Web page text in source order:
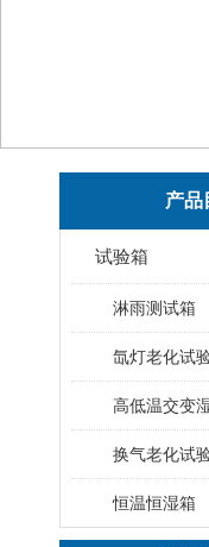
产品
试验箱
淋雨测试箱
氙灯老化试
高低温交变
换气老化试
恒温恒湿箱